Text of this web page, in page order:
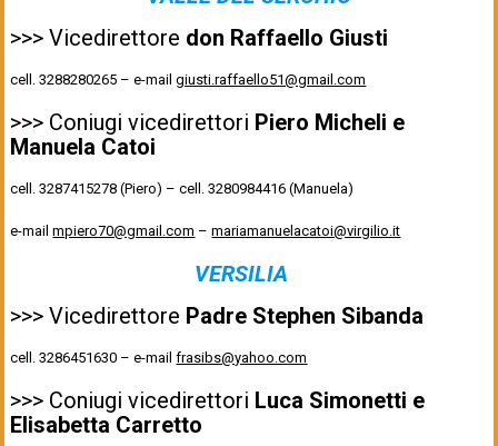
>>> Vicedirettore don Raffaello Giusti
cell. 3288280265 – e-mailgiusti.raffaello51@gmail.com
>>> Coniugi vicedirettori Piero Micheli e
Manuela Catoi
cell. 3287415278 (Piero) – cell. 3280984416 (Manuela)
e-mailmpiero70@gmail.com –mariamanuelacatoi@virgilio.it
VERSILIA
>>> Vicedirettore Padre Stephen Sibanda
cell. 3286451630 – e-mailfrasibs@yahoo.com
>>> Coniugi vicedirettori Luca Simonetti e
Elisabetta Carretto